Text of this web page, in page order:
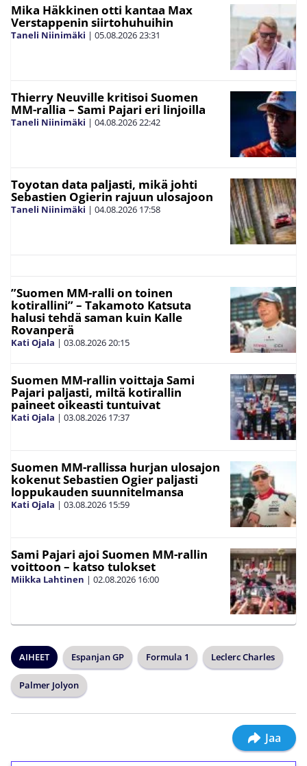
Mika Häkkinen otti kantaa Max
Verstappenin siirtohuhuihin
Taneli Niinimäki | 05.08.202623:31
Thierry Neuville kritisoi Suomen
MM-rallia – Sami Pajari eri linjoilla
Taneli Niinimäki | 04.08.202622:42
Toyotan data paljasti, mikä johti
Sebastien Ogierin rajuun ulosajoon
Taneli Niinimäki | 04.08.2026 17:58
”Suomen MM-ralli on toinen
kotirallini” – Takamoto Katsuta
halusi tehdä saman kuin Kalle
Rovanperä
Kati Ojala | 03.08.202620:15
Suomen MM-rallin voittaja Sami
Pajari paljasti, miltä kotirallin
paineet oikeasti tuntuivat
Kati Ojala | 03.08.2026 17:37
Suomen MM-rallissa hurjan ulosajon
kokenut Sebastien Ogier paljasti
loppukauden suunnitelmansa
Kati Ojala | 03.08.2026 15:59
Sami Pajari ajoi Suomen MM-rallin
voittoon – katso tulokset
Miikka Lahtinen | 02.08.2026 16:00
AIHEET Espanjan GP Formula 1 Leclerc Charles
Palmer Jolyon
Jaa